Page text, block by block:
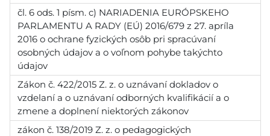
čl. 6 ods. 1 písm. c) NARIADENIA EURÓPSKEHO
PARLAMENTU A RADY (EÚ) 2016/679 z 27. apríla
2016 o ochrane fyzických osôb pri spracúvaní
osobných údajov a o voľnom pohybe takýchto
údajov
Zákon č. 422/2015 Z. z. o uznávaní dokladov o
vzdelaní a o uznávaní odborných kvalifikácií a o
zmene a doplnení niektorých zákonov
zákon č. 138/2019 Z. z. o pedagogických